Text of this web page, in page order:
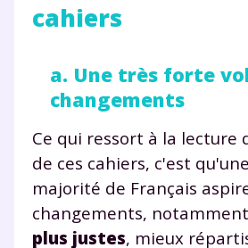
cahiers
a. Une très forte
changements
Ce qui ressort à la lecture
de ces cahiers, c'est
majorité de Français
changements,
plus justes, mieux